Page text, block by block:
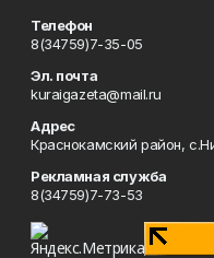
Телефон
8(34759)7-35-05
Эл. почта
kuraigazeta@mail.ru
Адрес
Краснокамский район,
Рекламная служба
8(34759)7-73-53